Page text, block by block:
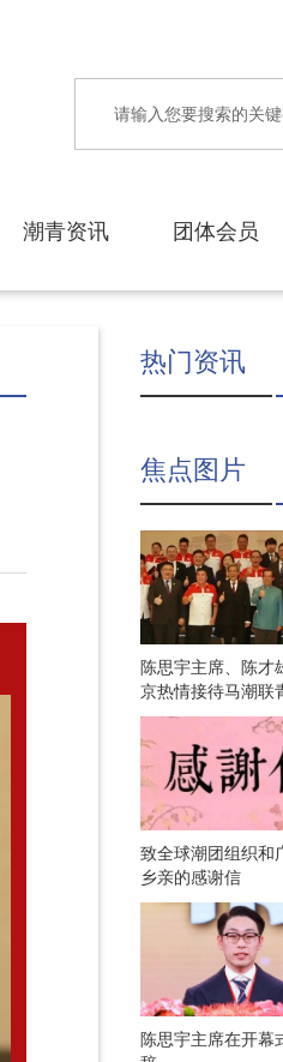
潮青资讯 团体会员
热门资讯
焦点图片
陈思宇主席、陈才
京热情接待马潮联
致全球潮团组织和
乡亲的感谢信
陈思宇主席在开幕